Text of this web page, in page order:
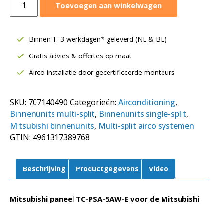
paneel
PSA-
Voor
cassette
model
FDTC
Toevoegen aan winkelwagen
Binnen 1–3 werkdagen* geleverd (NL & BE)
Gratis advies & offertes op maat
Airco installatie door gecertificeerde monteurs
SKU: 707140490 Categorieën: Airconditioning,
Binnenunits multi-split, Binnenunits single-split,
Mitsubishi binnenunits, Multi-split airco systemen
GTIN: 4961317389768
Beschrijving Productgegevens Video
Mitsubishi paneel TC-PSA-5AW-E voor de Mitsubishi